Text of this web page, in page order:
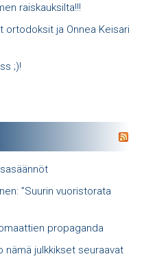
raiskauksilta!!!
ortodoksit ja Onnea Keisari
;)!
”Suurin vuoristorata
propaganda
nämä julkkikset seuraavat